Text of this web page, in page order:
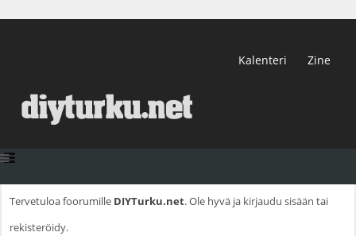
Kalenteri Zine
Tervetuloa foorumille DIYTurku.net. Ole hyvä ja kirjaudu sisään tai
rekisteröidy.